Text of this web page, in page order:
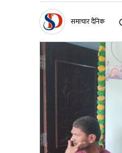
समाचार दैनिक